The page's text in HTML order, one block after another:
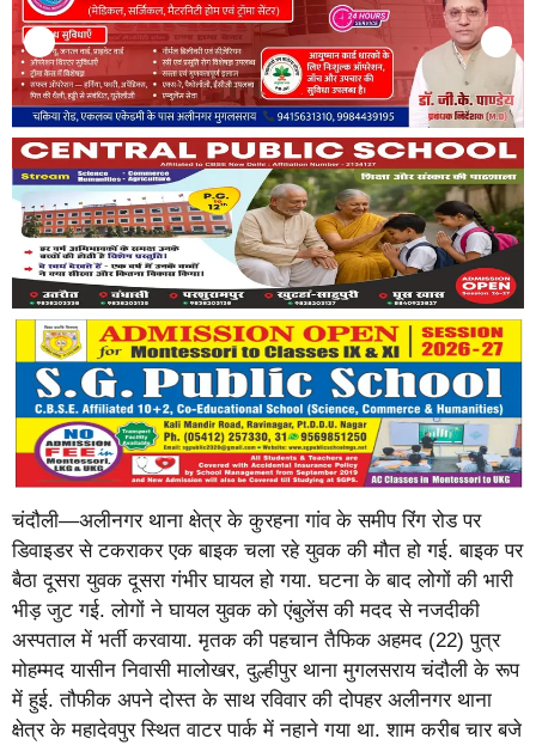
चंदौली—अलीनगर थाना क्षेत्र के कुरहना गांव के समीप रिंग रोड पर
डिवाइडर से टकराकर एक बाइक चला रहे युवक की मौत हो गई. बाइक पर
बैठा दूसरा युवक दूसरा गंभीर घायल हो गया. घटना के बाद लोगों की भारी
भीड़ जुट गई. लोगों ने घायल युवक को एंबुलेंस की मदद से नजदीकी
अस्पताल में भर्ती करवाया. मृतक की पहचान तैफिक अहमद (22) पुत्र
मोहम्मद यासीन निवासी मालोखर, दुल्हीपुर थाना मुगलसराय चंदौली के रूप
में हुई. तौफीक अपने दोस्त के साथ रविवार की दोपहर अलीनगर थाना
क्षेत्र के महादेवपुर स्थित वाटर पार्क में नहाने गया था. शाम करीब चार बजे